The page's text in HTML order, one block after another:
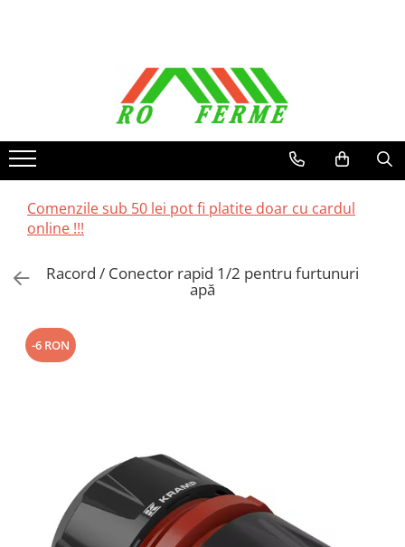
Cresterea viteilor
Echipament grajd
Furaje bovine
Hranire
Imobilizare
Ingrijirea copitelor
Adapare
Cresterea mieilor
Comenzile sub 50 lei pot fi platite doar cu cardul
online !!!
Racord / Conector rapid 1/2 pentru furtunuri
apă
-6 RON